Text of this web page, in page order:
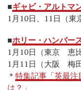
■ギャビ・アルト
1月10日、11日（東
■ホリー・ハンバ
1月10日（東京 恵
1月11日（大阪 梅
＊ 特集記事「英最注
は？」